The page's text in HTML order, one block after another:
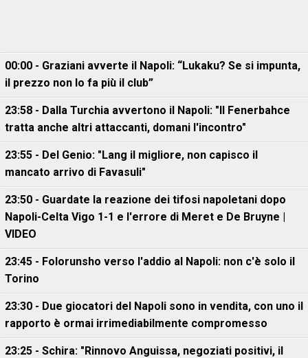
00:00 - Graziani avverte il Napoli: “Lukaku? Se si impunta,
il prezzo non lo fa più il club”
23:58 - Dalla Turchia avvertono il Napoli: "Il Fenerbahce
tratta anche altri attaccanti, domani l'incontro"
23:55 - Del Genio: "Lang il migliore, non capisco il
mancato arrivo di Favasuli"
23:50 - Guardate la reazione dei tifosi napoletani dopo
Napoli-Celta Vigo 1-1 e l'errore di Meret e De Bruyne |
VIDEO
23:45 - Folorunsho verso l'addio al Napoli: non c'è solo il
Torino
23:30 - Due giocatori del Napoli sono in vendita, con uno il
rapporto è ormai irrimediabilmente compromesso
23:25 - Schira: "Rinnovo Anguissa, negoziati positivi, il